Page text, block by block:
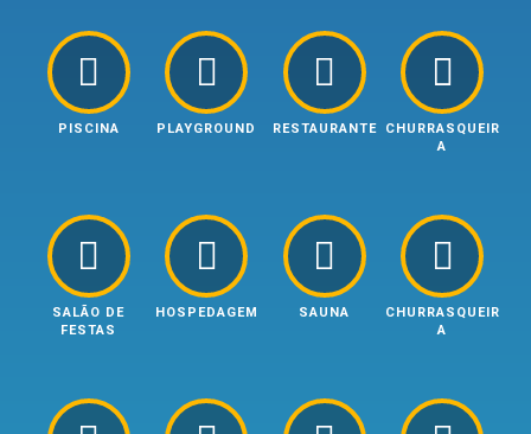
PISCINA PLAYGROUND RESTAURANTE
CHURRASQUEIR
A
SALÃO DE
FESTAS
HOSPEDAGEM SAUNA
CHURRASQUEIR
A